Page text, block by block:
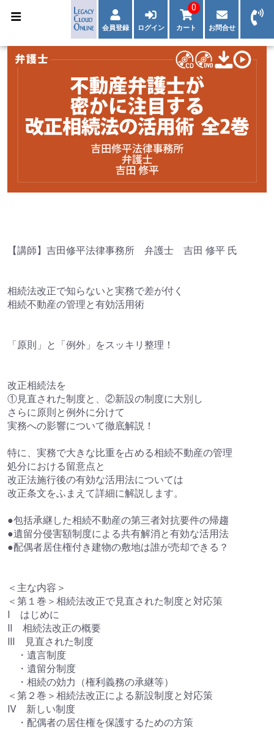
会員登録 ログイン カート
0
お問合せ
【講師】吉田修平法律事務所 弁護士 吉田 修平 氏
相続法改正で知らないと実務で差が付く
相続不動産の管理と有効活用術
「原則」と「例外」をスッキリ整理！
改正相続法を
①見直された制度と、②新設の制度に大別し
さらに原則と例外に分けて
実務への影響について徹底解説！
特に、実務で大きな比重を占める相続不動産の管理
処分における留意点と
改正法施行後の有効な活用法については
改正条文をふまえて詳細に解説します。
●包括承継した相続不動産の第三者対抗要件の帰趨
●遺留分侵害額制度による共有解消と有効な活用法
●配偶者居住権付き建物の敷地は誰が売却できる？
＜主な内容＞
＜第１巻＞相続法改正で見直された制度と対応策
Ⅰ はじめに
Ⅱ 相続法改正の概要
Ⅲ 見直された制度
・遺言制度
・遺留分制度
・相続の効力（権利義務の承継等）
＜第２巻＞相続法改正による新設制度と対応策
Ⅳ 新しい制度
・配偶者の居住権を保護するための方策